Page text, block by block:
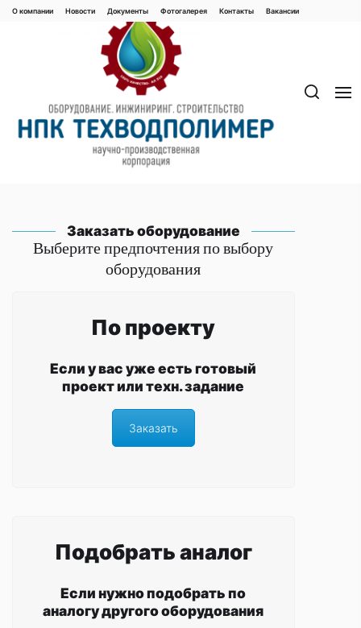
Перейти
Заказать оборудование
Выберите предпочтения по выбору
оборудования
По проекту
Если у вас уже есть готовый
проект или техн. задание
Заказать
Подобрать аналог
Если нужно подобрать по
аналогу другого оборудования
О компании Новости Документы Фотогалерея Контaкты Вакaнсии